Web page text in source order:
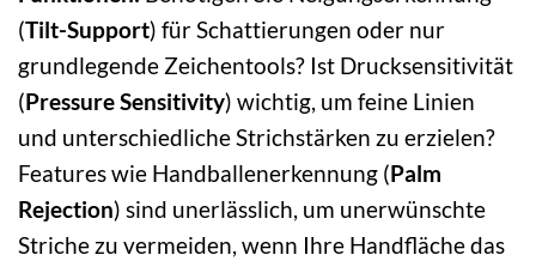
(Tilt-Support) für Schattierungen oder nur
grundlegende Zeichentools? Ist Drucksensitivität
(Pressure Sensitivity) wichtig, um feine Linien
und unterschiedliche Strichstärken zu erzielen?
Features wie Handballenerkennung (Palm
Rejection) sind unerlässlich, um unerwünschte
Striche zu vermeiden, wenn Ihre Handfläche das